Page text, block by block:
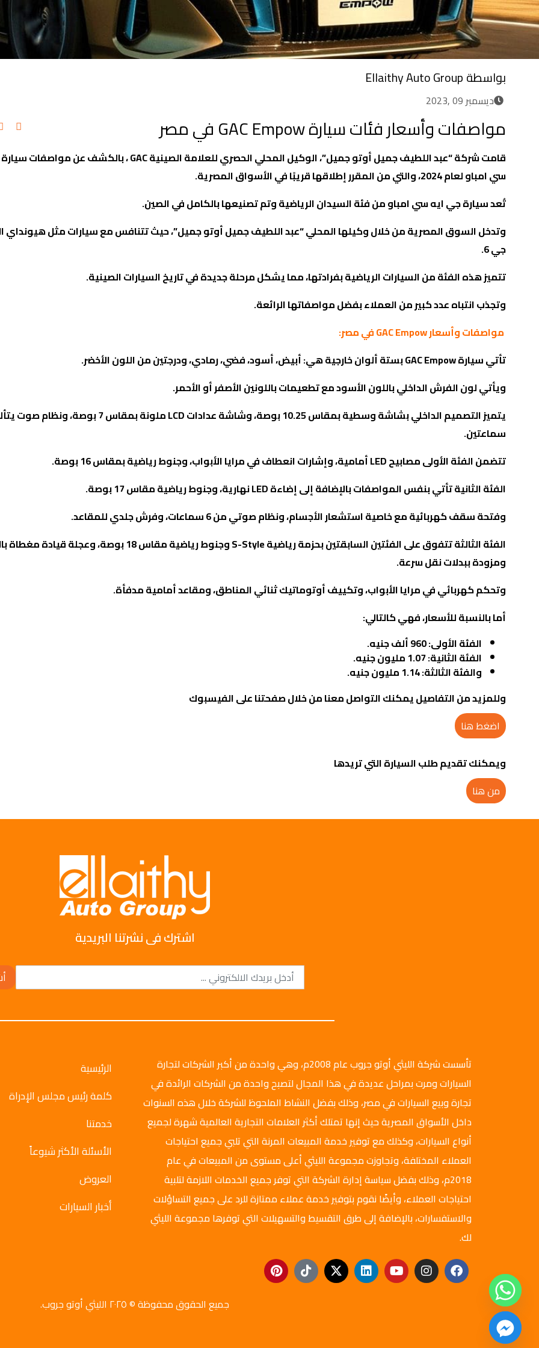
بواسطةEllaithy Auto Group
ديسمبر 09 ,2023
مواصفات وأسعار فئات سيارة GAC Empow في مصر
قامت شركة “عبد اللطيف جميل أوتو جميل”، الوكيل المحلي الحصري للعلامة الصينيةGAC
، بالكشف عن مواصفات
سي امباو لعام 2024، والتي من المقرر إطلاقها قريبًا في الأسواق المصرية
.
تُعد سيارة جي ايه سي امباو من فئة السيدان الرياضية وتم تصنيعها بالكامل في الصين.
وتدخل السوق المصرية من خلال وكيلها المحلي “عبد اللطيف جميل أوتو جميل”، حيث تتنافس مع سيارات مثل هيونداي
جي 6.
تتميز هذه الفئة من السيارات الرياضية بفرادتها، مما يشكل مرحلة جديدة في تاريخ السيارات الصينية.
وتجذب انتباه عدد كبير من العملاء بفضل مواصفاتها الرائعة.
مواصفات وأسعار GAC Empow في مصر:
تأتي سيارةGAC Empow
بستة ألوان خارجية هي: أبيض، أسود، فضي، رمادي، ودرجتين من اللون الأخضر.
ويأتي لون الفرش الداخلي باللون الأسود مع تطعيمات باللونين الأصفر أو الأحمر.
يتميز التصميم الداخلي بشاشة وسطية بمقاس 10.25 بوصة، وشاشة عدادات
ملونة بمقاس 7 بوصة، ونظام
سماعتين.
تتضمن الفئة الأولى مصابيح
أمامية، وإشارات انعطاف في مرايا الأبواب، وجنوط رياضية بمقاس 16 بوصة
.
الفئة الثانية تأتي بنفس المواصفات بالإضافة إلى إضاءة
نهارية، وجنوط رياضية مقاس 17 بوصة.
وفتحة سقف كهربائية مع خاصية استشعار الأجسام، ونظام صوتي من 6 سماعات، وفرش جلدي للمقاعد
.
الفئة الثالثة تتفوق على الفئتين السابقتين بحزمة رياضيةS-Style
وجنوط رياضية مقاس 18 بوصة، وعجلة قيادة
ومزودة ببدلات نقل سرعة.
وتحكم كهربائي في مرايا الأبواب، وتكييف أوتوماتيك ثنائي المناطق، ومقاعد أمامية مدفأة.
أما بالنسبة للأسعار، فهي كالتالي:
الفئة الأولى: 960 ألف جنيه
.
الفئة الثانية: 1.07 مليون جنيه
.
والفئة الثالثة: 1.14 مليون جنيه
.
وللمزيد من التفاصيل يمكنك التواصل معنا من خلال صفحتنا على الفيسبوك
اضغط هنا
ويمكنك تقديم طلب السيارة التي تريدها
من هنا
اشترك فى نشرتنا البريدية
تأسست شركة الليثي أوتو جروب عام 2008م، وهي واحدة من أكبر الشركات لتجارة
السيارات ومرت بمراحل عديدة في هذا المجال لتصبح واحدة من الشركات الرائدة في
تجارة وبيع السيارات في مصر، وذلك بفضل النشاط الملحوظ للشركة خلال هذه السنوات
داخل الأسواق المصرية حيث إنها تمتلك أكثر العلامات التجارية العالمية شهرة لجميع
أنواع السيارات، وكذلك مع توفير خدمة المبيعات المرنة التي تلبي جميع احتياجات
العملاء المختلفة، وتجاوزت مجموعة الليثي أعلى مستوى من المبيعات في عام
2018م، وذلك بفضل سياسة إدارة الشركة التي توفر جميع الخدمات اللازمة لتلبية
احتياجات العملاء، وأيضًا نقوم بتوفير خدمة عملاء ممتازة للرد على جميع التساؤلات
والاستفسارات، بالإضافة إلى طرق التقسيط والتسهيلات التي توفرها مجموعة الليثي
لك.
الرئيسية
كلمة رئيس مجلس الإدراة
خدمتنا
الأسئلة الأكثر شيوعاً
العروض
أخبار السيارات
جميع الحقوق محفوظة © ٢٠٢٥ الليثي أوتو جروب.